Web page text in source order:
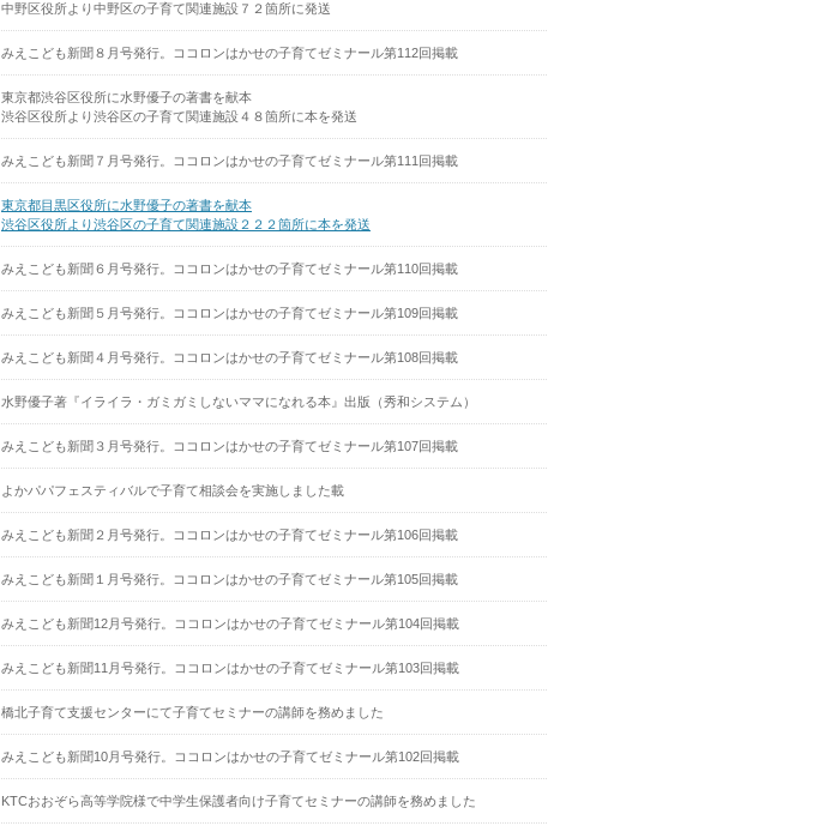
中野区役所より中野区の子育て関連施設７２箇所に発送
みえこども新聞８月号発行。ココロンはかせの子育てゼミナール第112回掲載
東京都渋谷区役所に水野優子の著書を献本
渋谷区役所より渋谷区の子育て関連施設４８箇所に本を発送
みえこども新聞７月号発行。ココロンはかせの子育てゼミナール第111回掲載
東京都目黒区役所に水野優子の著書を献本
渋谷区役所より渋谷区の子育て関連施設２２２箇所に本を発送
みえこども新聞６月号発行。ココロンはかせの子育てゼミナール第110回掲載
みえこども新聞５月号発行。ココロンはかせの子育てゼミナール第109回掲載
みえこども新聞４月号発行。ココロンはかせの子育てゼミナール第108回掲載
水野優子著『イライラ・ガミガミしないママになれる本』出版（秀和システム）
みえこども新聞３月号発行。ココロンはかせの子育てゼミナール第107回掲載
よかパパフェスティバルで子育て相談会を実施しました載
みえこども新聞２月号発行。ココロンはかせの子育てゼミナール第106回掲載
みえこども新聞１月号発行。ココロンはかせの子育てゼミナール第105回掲載
みえこども新聞12月号発行。ココロンはかせの子育てゼミナール第104回掲載
みえこども新聞11月号発行。ココロンはかせの子育てゼミナール第103回掲載
橋北子育て支援センターにて子育てセミナーの講師を務めました
みえこども新聞10月号発行。ココロンはかせの子育てゼミナール第102回掲載
KTCおおぞら高等学院様で中学生保護者向け子育てセミナーの講師を務めました